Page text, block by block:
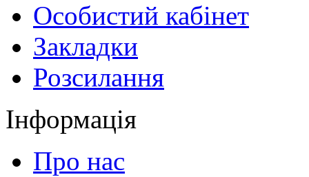
Особистий кабінет
Закладки
Розсилання
Інформація
Про нас